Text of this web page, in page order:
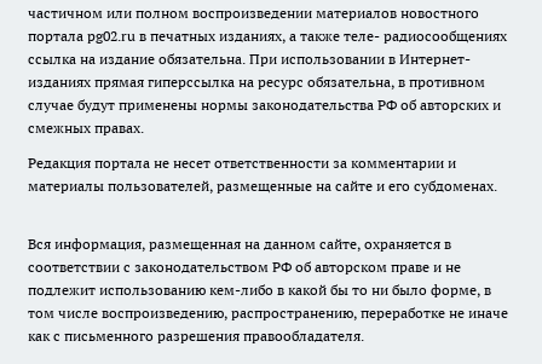
частичном или полном воспроизведении материалов новостного
портала pg02.ru в печатных изданиях, а также теле- радиосообщениях
ссылка на издание обязательна. При использовании в Интернет-
изданиях прямая гиперссылка на ресурс обязательна, в противном
случае будут применены нормы законодательства РФ об авторских и
смежных правах.
Редакция портала не несет ответственности за комментарии и
материалы пользователей, размещенные на сайте и его субдоменах.
Вся информация, размещенная на данном сайте, охраняется в
соответствии с законодательством РФ об авторском праве и не
подлежит использованию кем-либо в какой бы то ни было форме, в
том числе воспроизведению, распространению, переработке не иначе
как с письменного разрешения правообладателя.